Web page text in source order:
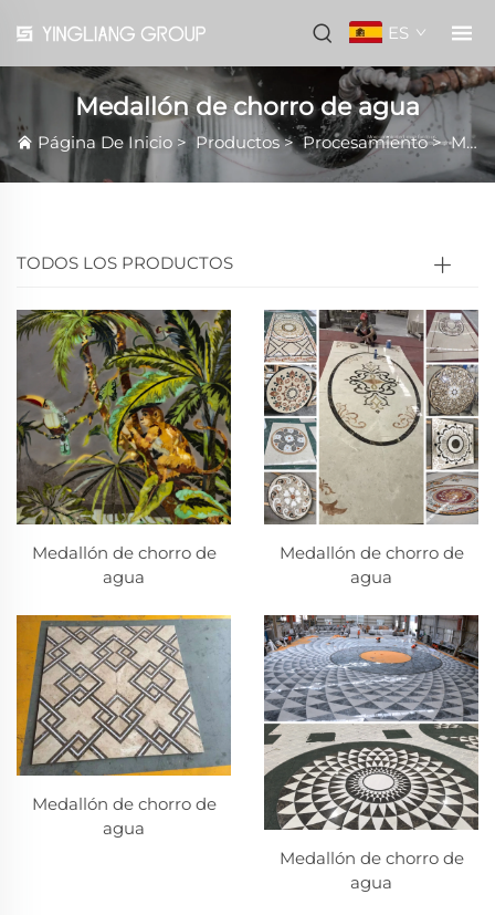
ES
Medallón de chorro de agua
Página De Inicio >Productos>Procesamiento>Medallón de chorro de agua
TODOS LOS PRODUCTOS
Medallón de chorro de
agua
Medallón de chorro de
agua
Medallón de chorro de
agua
Medallón de chorro de
agua